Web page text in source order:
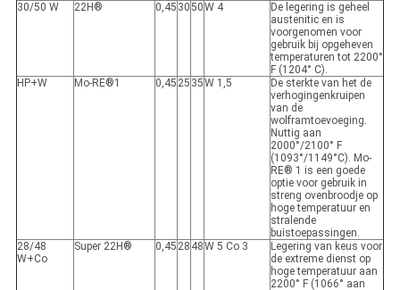
30/50 W
22H® 0,45 3050W 4
De legering is geheel
austenitic en is
voorgenomen voor
gebruik bij opgeheven
temperaturen tot 2200°
F (1204° C).
HP+W
Mo-RE®1 0,45 25 35W 1,5
De sterkte van het de
verhogingenkruipen
van de
wolframtoevoeging.
Nuttig aan
2000°/2100° F
(1093°/1149°C). Mo-
RE® 1 is een goede
optie voor gebruik in
streng ovenbroodje op
hoge temperatuur en
stralende
buistoepassingen.
28/48
W+Co
Super 22H® 0,45 28 48W 5 Co 3
Legering van keus voor
de extreme dienst op
hoge temperatuur aan
2200° F (1066° aan